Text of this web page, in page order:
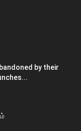
by their